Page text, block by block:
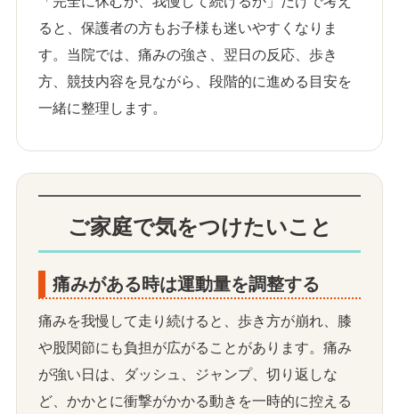
ると、保護者の方もお子様も迷いやすくなりま
す。当院では、痛みの強さ、翌日の反応、歩き
方、競技内容を見ながら、段階的に進める目安を
一緒に整理します。
ご家庭で気をつけたいこと
痛みがある時は運動量を調整する
痛みを我慢して走り続けると、歩き方が崩れ、膝
や股関節にも負担が広がることがあります。痛み
が強い日は、ダッシュ、ジャンプ、切り返しな
ど、かかとに衝撃がかかる動きを一時的に控える